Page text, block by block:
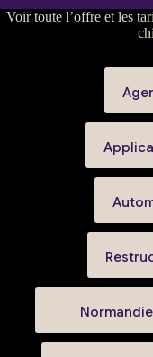
Voirtoute l’offre et les
Normandie